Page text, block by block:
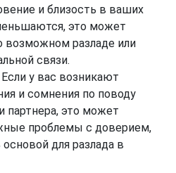
и близость в ваших
это может
возможном разладе или
связи.
у вас возникают
и сомнения по поводу
партнера, это может
проблемы с доверием,
для разлада в